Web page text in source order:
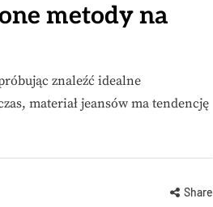
metody na
znaleźć idealne
materiał jeansów ma tendencję
Share